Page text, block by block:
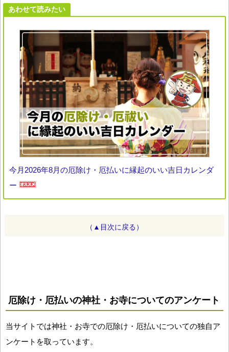
あわせて読みたい
今月2026年8月の厄除け・厄払いに縁起のいい吉日カレンダ
ー
（▲目次に戻る）
厄除け・厄払いの神社・お寺についてのアンケート
当サイトでは神社・お寺での厄除け・厄払いについての独自ア
ンケートを取っています。